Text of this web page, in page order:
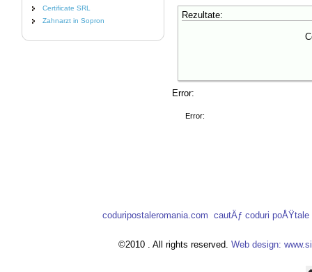
Certificate SRL
Zahnarzt in Sopron
Rezultate:
Error:
Error:
coduripostaleromania.com cautÄƒ coduri
©2010 . All rights reserved. Web design: